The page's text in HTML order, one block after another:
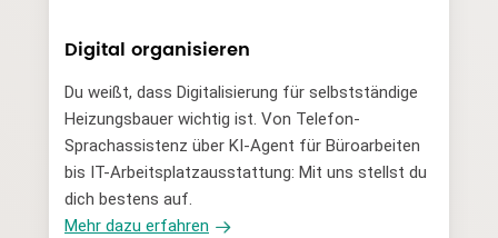
Digital organisieren
Du weißt, dass Digitalisierung für selbstständige
Heizungsbauer wichtig ist. Von Telefon-
Sprachassistenz über KI-Agent für Büroarbeiten
bis IT-Arbeitsplatzausstattung: Mit uns stellst du
dich bestens auf.
Mehr dazu erfahren